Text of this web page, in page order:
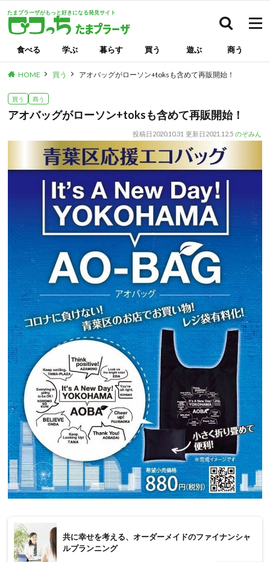
たまプラーザがもっと好きになる発見サイト
食べる 学ぶ 暮らす 買う 遊ぶ 商う
HOME 買う アオバッグがローソン+toksも含めて再販開始！
買う 商う
アオバッグがローソン+toksも含めて再販開始！
投稿日 2020.10.31 更新日 2021.12.5 のぞみん
共に幸せを考える、オーダーメイドのファイナンシャ
ルプランニング